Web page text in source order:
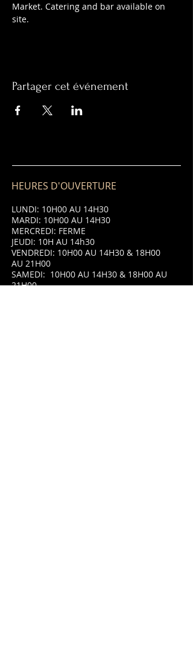
Market. Catering and bar available on
site.
Partager cet événement
HEURES D'OUVERTURE
LUNDI: 10H00 AU 14H30
MARDI: 10H00 AU 14H30
MERCREDI: FERME
JEUDI: 10H AU 14h30
VENDREDI: 10H00 AU 14H30 & 18H00
AU 21H00
SAMEDI: 10H00 AU 14H30 & 18H00 AU
21H00